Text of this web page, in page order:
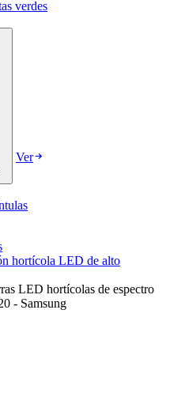
verdes
Ver
hortícola LED de alto
LED hortícolas de espectro
- Samsung